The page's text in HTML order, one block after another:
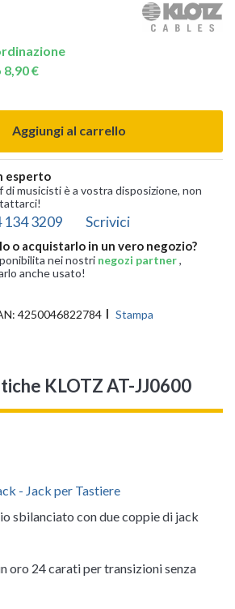
€
Aggiungi al carrello
esperto
musicisti è a vostra disposizione, non
134 3209 Scrivici
o acquistarlo in un vero negozio?
nei nostri negozi partner,
anche usato!
4250046822784 Stampa
KLOTZ AT-JJ0600
- Jack per Tastiere
sbilanciato con due coppie di jack
oro 24 carati per transizioni senza